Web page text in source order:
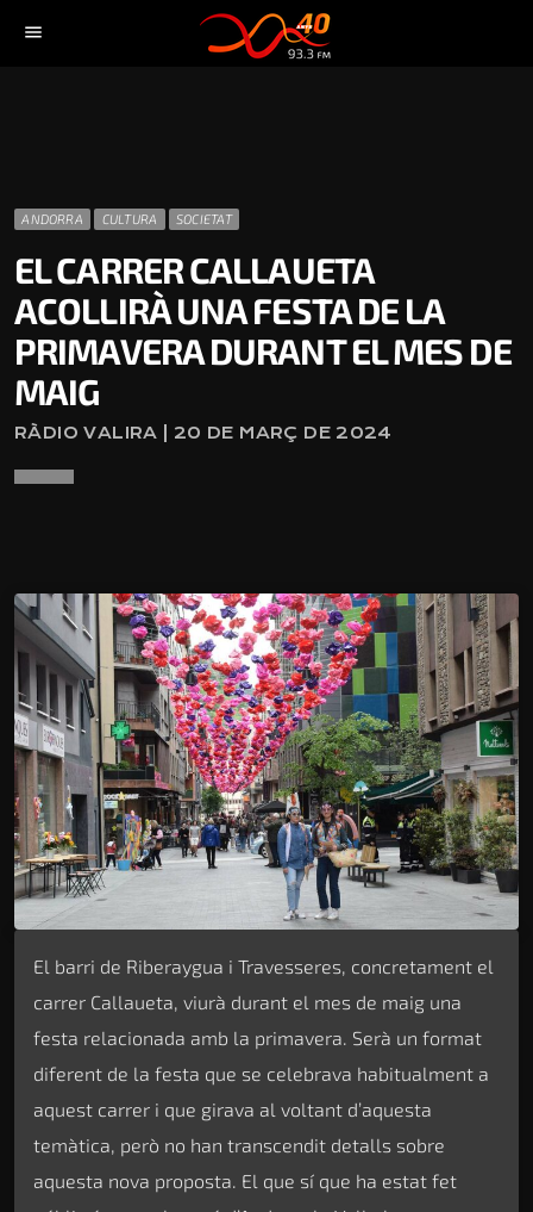
menu
ANDORRA CULTURA SOCIETAT
EL CARRER CALLAUETA
ACOLLIRÀ UNA FESTA DE LA
PRIMAVERA DURANT EL MES DE
MAIG
RÀDIO VALIRA | 20 DE MARÇ DE 2024
El barri de Riberaygua i Travesseres, concretament el
carrer Callaueta, viurà durant el mes de maig una
festa relacionada amb la primavera. Serà un format
diferent de la festa que se celebrava habitualment a
aquest carrer i que girava al voltant d’aquesta
temàtica, però no han transcendit detalls sobre
aquesta nova proposta. El que sí que ha estat fet